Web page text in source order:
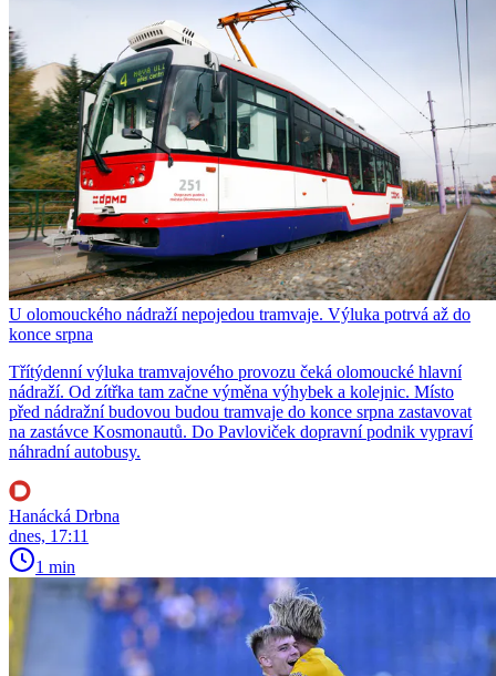
U olomouckého nádraží nepojedou tramvaje. Výluka potrvá až do
konce srpna
Třítýdenní výluka tramvajového provozu čeká olomoucké hlavní
nádraží. Od zítřka tam začne výměna výhybek a kolejnic. Místo
před nádražní budovou budou tramvaje do konce srpna zastavovat
na zastávce Kosmonautů. Do Pavloviček dopravní podnik vypraví
náhradní autobusy.
Hanácká Drbna
dnes, 17:11
1 min